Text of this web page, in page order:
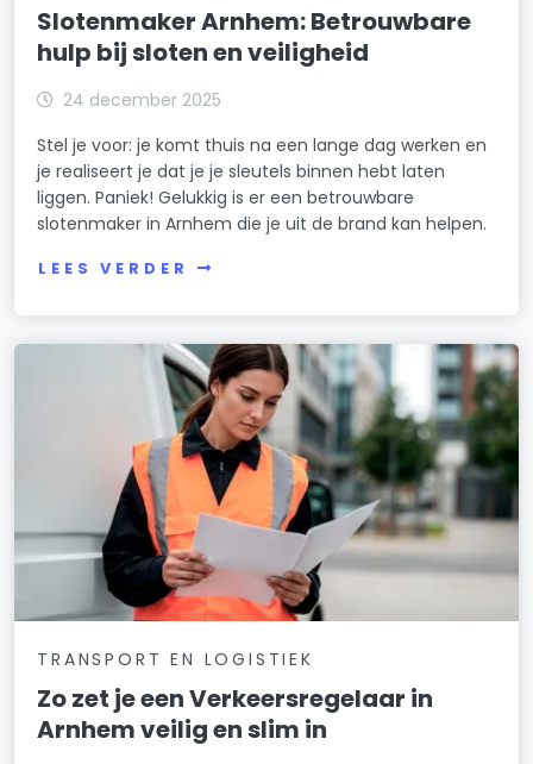
Slotenmaker Arnhem: Betrouwbare
hulp bij sloten en veiligheid
24 december 2025
Stel je voor: je komt thuis na een lange dag werken en
je realiseert je dat je je sleutels binnen hebt laten
liggen. Paniek! Gelukkig is er een betrouwbare
slotenmaker in Arnhem die je uit de brand kan helpen.
LEES VERDER
TRANSPORT EN LOGISTIEK
Zo zet je een Verkeersregelaar in
Arnhem veilig en slim in